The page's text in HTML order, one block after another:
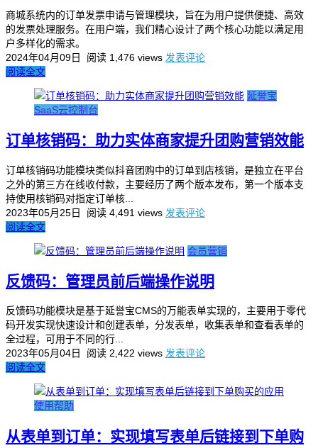
商城系统内的订单发票申请与管理模块，旨在为用户提供便捷、高效
的发票处理服务。在用户端，我们精心设计了两个核心功能以满足用
户多样化的需求。
2024年04月09日
阅读 1,476 views 发表评论
阅读全文
延誉宝
SaaS云控制台
订单核销码：助力实体商家提升团购营销效能
订单核销码功能模块类似抖音团购中的订单到店核销，是独立在平台
之外的第三方在线收付款，主要经历了两个版本发布，第一个版本支
持使用核销码对指定订单核...
2023年05月25日
阅读 4,491 views 发表评论
阅读全文
会员营销
反馈码：管理员前后端操作说明
反馈码功能模块是基于延誉宝CMS的万能表单实现的，主要用于零代
码开发实现快速设计和创建表单，分发表单，收集表单和查看表单的
全过程，可用于不同的行...
2023年05月04日
阅读 2,422 views 发表评论
阅读全文
使用帮助
从表单到订单：实现填写表单后链接到下单购